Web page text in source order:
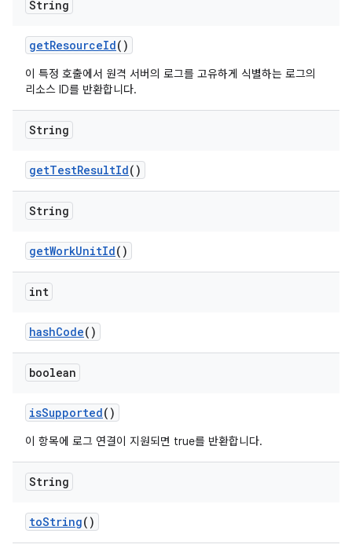
String
getResourceId()
이 특정 호출에서 원격 서버의 로그를 고유하게 식별하는 로그의
리소스 ID를 반환합니다.
String
getTestResultId()
String
getWorkUnitId()
int
hashCode()
boolean
isSupported()
이 항목에 로그 연결이 지원되면 true를 반환합니다.
String
toString()